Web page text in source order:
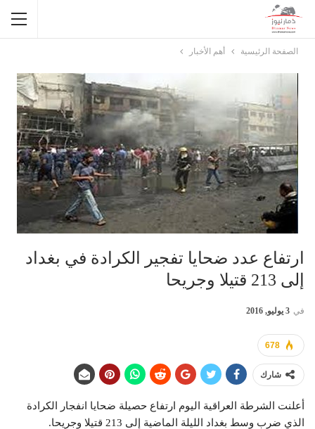
الصفحة الرئيسية أهم الأخبار
ارتفاع عدد ضحايا تفجير الكرادة في بغداد
إلى 213 قتيلا وجريحا
في 3 يوليو, 2016
678
شارك
أعلنت الشرطة العراقية اليوم ارتفاع حصيلة ضحايا انفجار الكرادة
الذي ضرب وسط بغداد الليلة الماضية إلى 213 قتيلا وجريحا.